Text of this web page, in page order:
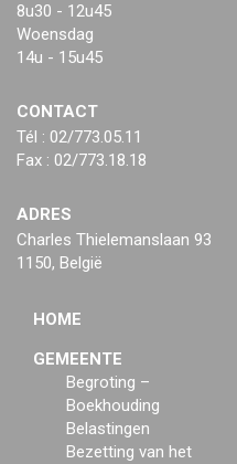
8u30 - 12u45
Woensdag
14u - 15u45
CONTACT
Tél : 02/773.05.11
Fax : 02/773.18.18
ADRES
Charles Thielemanslaan 93
1150, België
HOME
GEMEENTE
Begroting –
Boekhouding
Belastingen
Bezetting van het